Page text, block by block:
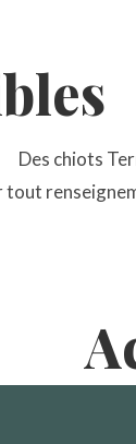
Des chiots
tout